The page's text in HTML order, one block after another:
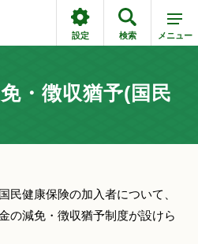
設定 検索 メニュー
・徴収猶予(国民
民健康保険の加入者について、
の減免・徴収猶予制度が設けら